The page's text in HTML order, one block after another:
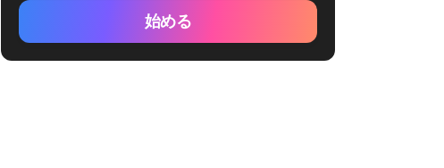
始める